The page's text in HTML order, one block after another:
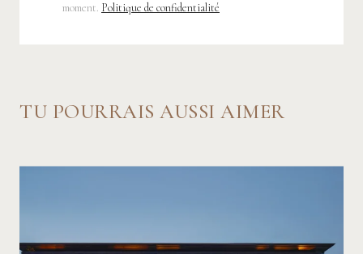
moment. Politique de confidentialité
TU POURRAIS AUSSI AIMER